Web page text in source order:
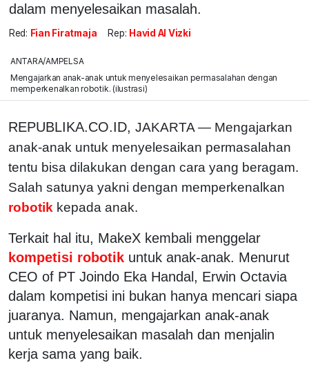
dalam menyelesaikan masalah.
Red: Fian Firatmaja Rep: Havid Al Vizki
ANTARA/AMPELSA
Mengajarkan anak-anak untuk menyelesaikan permasalahan dengan
memperkenalkan robotik. (ilustrasi)
REPUBLIKA.CO.ID, JAKARTA — Mengajarkan
anak-anak untuk menyelesaikan permasalahan
tentu bisa dilakukan dengan cara yang beragam.
Salah satunya yakni dengan memperkenalkan
robotik kepada anak.
Terkait hal itu, MakeX kembali menggelar
kompetisi robotik untuk anak-anak. Menurut
CEO of PT Joindo Eka Handal, Erwin Octavia
dalam kompetisi ini bukan hanya mencari siapa
juaranya. Namun, mengajarkan anak-anak
untuk menyelesaikan masalah dan menjalin
kerja sama yang baik.